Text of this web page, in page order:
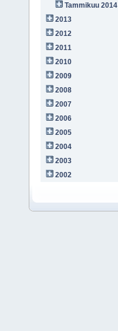
Tammikuu 2014
2013
2012
2011
2010
2009
2008
2007
2006
2005
2004
2003
2002